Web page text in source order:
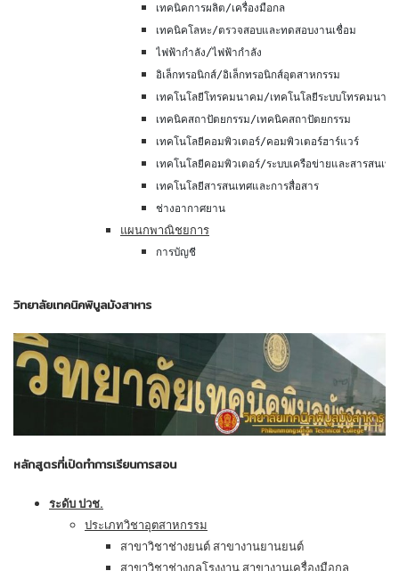
เทคนิคการผลิต/เครื่องมือกล
เทคนิคโลหะ/ตรวจสอบและทดสอบงานเชื่อม
ไฟฟ้ากำลัง/ไฟฟ้ากำลัง
อิเล็กทรอนิกส์/อิเล็กทรอนิกส์อุตสาหกรรม
เทคโนโลยีโทรคมนาคม/เทคโนโลยีระบบโทรคมนาค
เทคนิคสถาปัตยกรรม/เทคนิคสถาปัตยกรรม
เทคโนโลยีคอมพิวเตอร์/คอมพิวเตอร์ฮาร์แวร์
เทคโนโลยีคอมพิวเตอร์/ระบบเครือข่ายและสารสนเทศ
เทคโนโลยีสารสนเทศและการสื่อสาร
ช่างอากาศยาน
แผนกพาณิชยการ
การบัญชี
วิทยาลัยเทคนิคพิบูลมังสาหาร
หลักสูตรที่เปิดทำการเรียนการสอน
ระดับ ปวช.
ประเภทวิชาอุตสาหกรรม
สาขาวิชาช่างยนต์ สาขางานยานยนต์
สาขาวิชาช่างกลโรงงาน สาขางานเครื่องมือกล